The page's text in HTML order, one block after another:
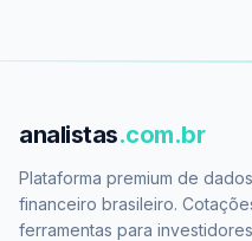
analistas.com.br
Plataforma premium de
financeiro brasileiro.
ferramentas para